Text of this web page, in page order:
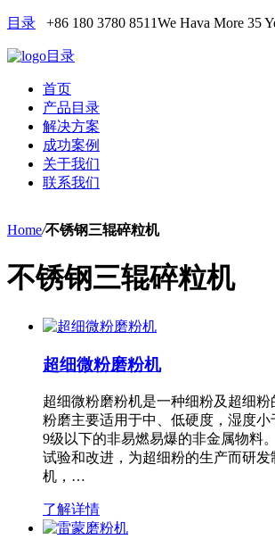
目录 +86 180 3780 8511We Hava More 35
目录
首页
产品目录
解决方案
成功案例
关于我们
联系我们
Home/不锈钢三辊碎粒机
不锈钢三辊碎粒机
超细微粉磨粉机
超细微粉磨粉机是一种细粉及超细
粉磨主要适用于中、低硬度，湿度小
9级以下的非易燃易爆的非金属物料
试验和改进，为超细粉的生产而研
机，…
了解详情